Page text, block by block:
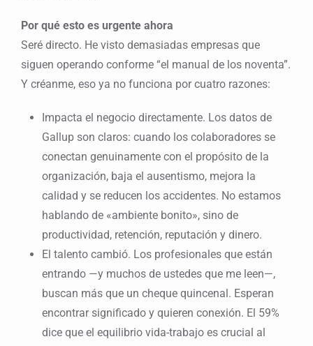
Por qué esto es urgente ahora
Seré directo. He visto demasiadas empresas que
siguen operando conforme “el manual de los noventa”.
Y créanme, eso ya no funciona por cuatro razones:
Impacta el negocio directamente. Los datos de
Gallup son claros: cuando los colaboradores se
conectan genuinamente con el propósito de la
organización, baja el ausentismo, mejora la
calidad y se reducen los accidentes. No estamos
hablando de «ambiente bonito», sino de
productividad, retención, reputación y dinero.
El talento cambió. Los profesionales que están
entrando —y muchos de ustedes que me leen—,
buscan más que un cheque quincenal. Esperan
encontrar significado y quieren conexión. El 59%
dice que el equilibrio vida-trabajo es crucial al